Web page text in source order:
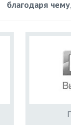
благодаря